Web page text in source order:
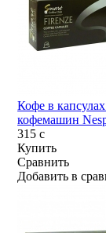
Кофе в
кофемашин
315c
Купить
Сравнить
Добавить в